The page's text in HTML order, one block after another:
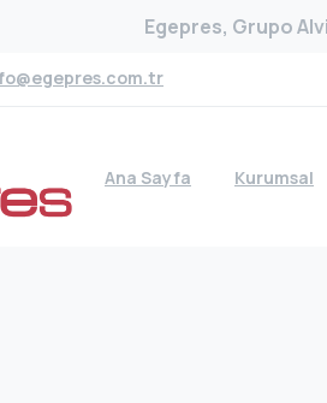
Egepres, Grupo
Ana Sayfa Kurumsal